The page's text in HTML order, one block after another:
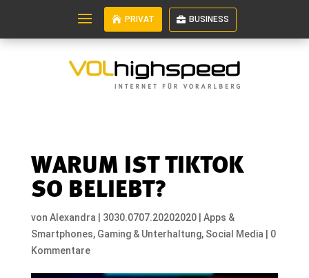
PRIVAT BUSINESS
WARUM IST TIKTOK
SO BELIEBT?
von Alexandra 3030.0707.20202020| Apps &
Smartphones, Gaming & Unterhaltung, Social Media
0
Kommentare